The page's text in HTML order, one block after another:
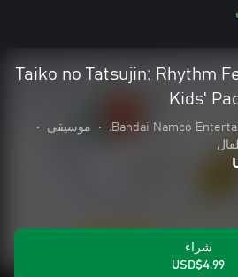
Taiko no Tatsujin: Rhythm
Kids'
Bandai Namco
• موسيقى
•
شراء
USD$4.99